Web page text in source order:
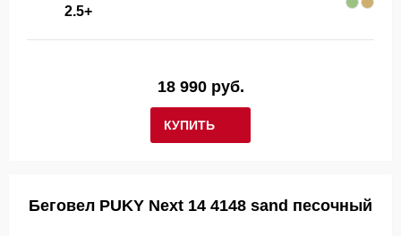
2.5+
КУПИТЬ
18 990 руб.
Беговел PUKY Next 14 4148 sand песочный